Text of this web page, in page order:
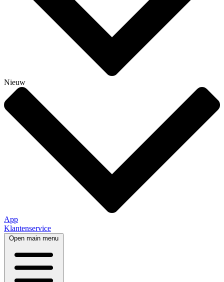
Nieuw
App
Klantenservice
Open main menu